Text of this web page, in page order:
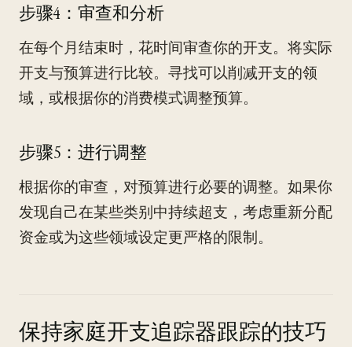
步骤4：审查和分析
在每个月结束时，花时间审查你的开支。将实际
开支与预算进行比较。寻找可以削减开支的领
域，或根据你的消费模式调整预算。
步骤5：进行调整
根据你的审查，对预算进行必要的调整。如果你
发现自己在某些类别中持续超支，考虑重新分配
资金或为这些领域设定更严格的限制。
保持家庭开支追踪器跟踪的技巧